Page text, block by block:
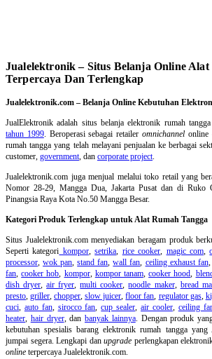
Jualelektronik – Situs Belanja Online Alat
Terpercaya Dan Terlengkap
Jualelektronik.com – Belanja Online Kebutuhan
JualElektronik adalah situs belanja elektronik rumah tangga
tahun 1999. Beroperasi sebagai retaileromnichannel online
rumah tangga yang telah melayani penjualan ke berbagai
customer, government , dan corporate project
Jualelektronik.com juga menjual melalui toko retail yang
Nomor 28-29, Mangga Dua, Jakarta Pusat dan di Ruko
Pinangsia Raya Kota No.50 Mangga Besar.
Kategori Produk Terlengkap untuk Alat Rumah Tangga
Situs Jualelektronik.com menyediakan beragam produk
Seperti kategori kompor,setrika rice cooker magic com,
processor ,wok pan ,stand fan ,wall fan ceiling exhaust fan,
fan ,cooker hob kompor, kompor tanam,cooker hood
dish dryer ,air fryer ,multi cooker ,noodle maker, bread
presto ,griller ,chopper ,slow juicer ,floor fan regulator gas,
cuci auto fan, sirocco fan ,cup sealer ,air cooler, ceiling
heater hair dryer, dan banyak lainnya. Dengan produk
kebutuhan spesialis barang elektronik rumah tangga
jumpai segera. Lengkapi danupgrade perlengkapan
online terpercaya Jualelektronik.com.